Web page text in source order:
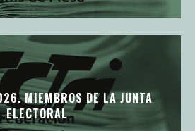
MIEMBROS DE LA JUNTA
ELECTORAL